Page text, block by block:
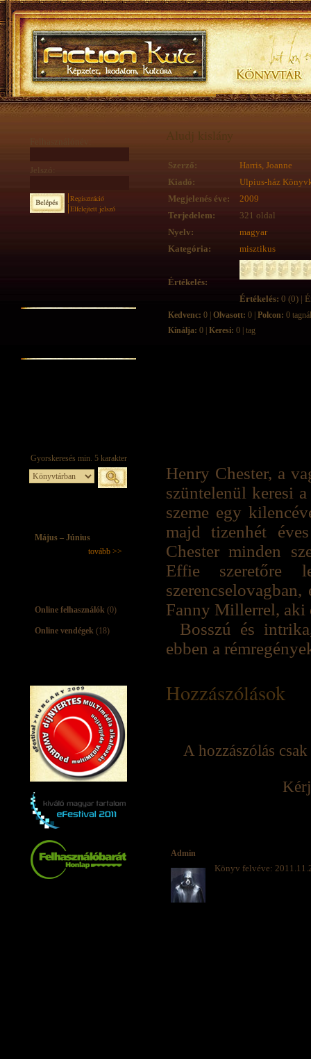
Jelszó:
Regisztráció
Elfelejtett jelszó
Május – Június
tovább >>
Online felhasználók (0)
Online vendégek (18)
Aludj kislány
Szerző:
Harris, Joanne
Kiadó:
Ulpius-ház
Megjelenés éve:
2009
Terjedelem:
321 oldal
Nyelv:
magyar
Kategória:
misztikus
Értékelés:
Értékelés: 0 (0) |
Kedvenc: 0 | Olvasott: 0 | Polcon: 0 tagnál
Kínálja: 0 | Keresi: 0 | tag
Henry Chester, a
szüntelenül keresi
szeme egy
majd tizenhét
Chester minden
Effie szeretőre
Fanny Millerrel, aki
Bosszú és
ebben a
Hozzászólások
A hozzászólás
Admin
Könyv felvéve: